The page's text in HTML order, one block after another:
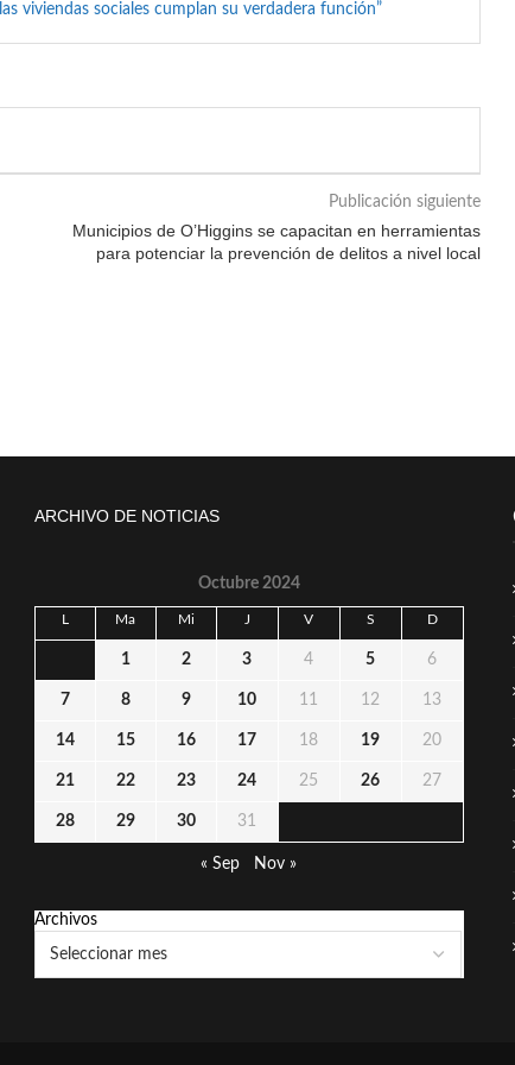
viviendas sociales cumplan su verdadera función”
Publicación siguiente
Municipios de O’Higgins se capacitan en herramientas
para potenciar la prevención de delitos a nivel local
ARCHIVO DE NOTICIAS
Octubre 2024
L Ma Mi J V S D
1 2 3 4 5 6
7 8 9 10 11 12 13
14 15 16 17 18 19 20
21 22 23 24 25 26 27
28 29 30 31
« Sep Nov »
Archivos